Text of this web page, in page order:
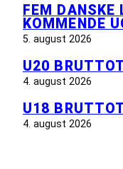
FEM DANSKE
KOMMENDE
5. august 2026
U20
4. august 2026
U18
4. august 2026